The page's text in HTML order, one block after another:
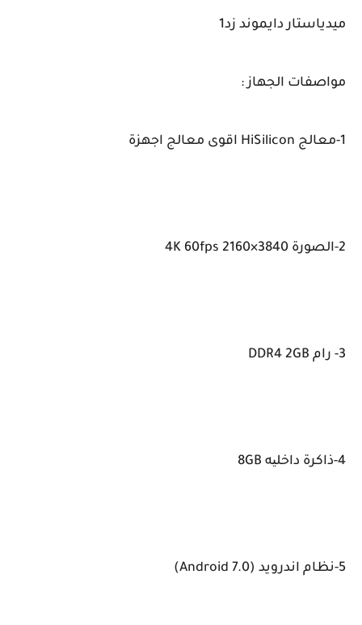
ميدياستار دايموند زد1
مواصفات الجهاز :
1-معالج HiSilicon اقوى معالج اجهزة
2-الصورة 4K 60fps 2160×3840
3- رام DDR4 2GB
4-ذاكرة داخلیه 8GB
5-نظام اندرويد (Android 7.0)